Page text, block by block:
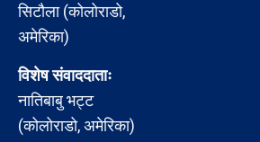
सिटौला (कोलोराडो,
अमेरिका)
विशेष संवाददाताः
नातिबाबु भट्ट
(कोलोराडो, अमेरिका)